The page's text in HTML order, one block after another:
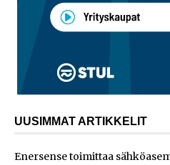
UUSIMMAT ARTIKKELIT
Enersense toimittaa